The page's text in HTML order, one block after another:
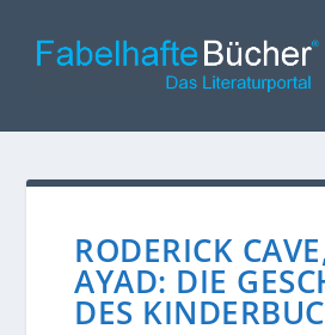
RODERICK
AYAD: DIE
DES